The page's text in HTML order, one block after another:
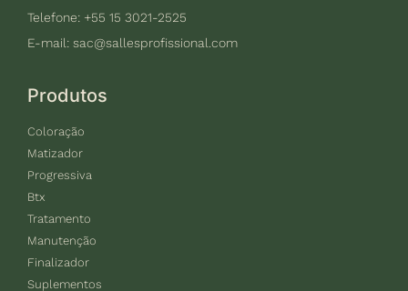
Telefone: +55 15 3021-2525
E-mail: sac@sallesprofissional.com
Produtos
Coloração
Matizador
Progressiva
Btx
Tratamento
Manutenção
Finalizador
Suplementos